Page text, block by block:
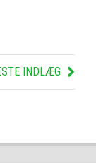
INDLÆG